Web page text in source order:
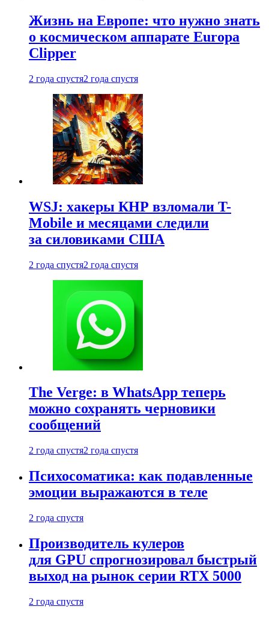
Жизнь на Европе: что нужно знать
о космическом аппарате Europa
Clipper
2 года спустя2 года спустя
WSJ: хакеры КНР взломали T-
Mobile и месяцами следили
за силовиками США
2 года спустя2 года спустя
The Verge: в WhatsApp теперь
можно сохранять черновики
сообщений
2 года спустя2 года спустя
Психосоматика: как подавленные
эмоции выражаются в теле
2 года спустя
Производитель кулеров
для GPU спрогнозировал быстрый
выход на рынок серии RTX 5000
2 года спустя